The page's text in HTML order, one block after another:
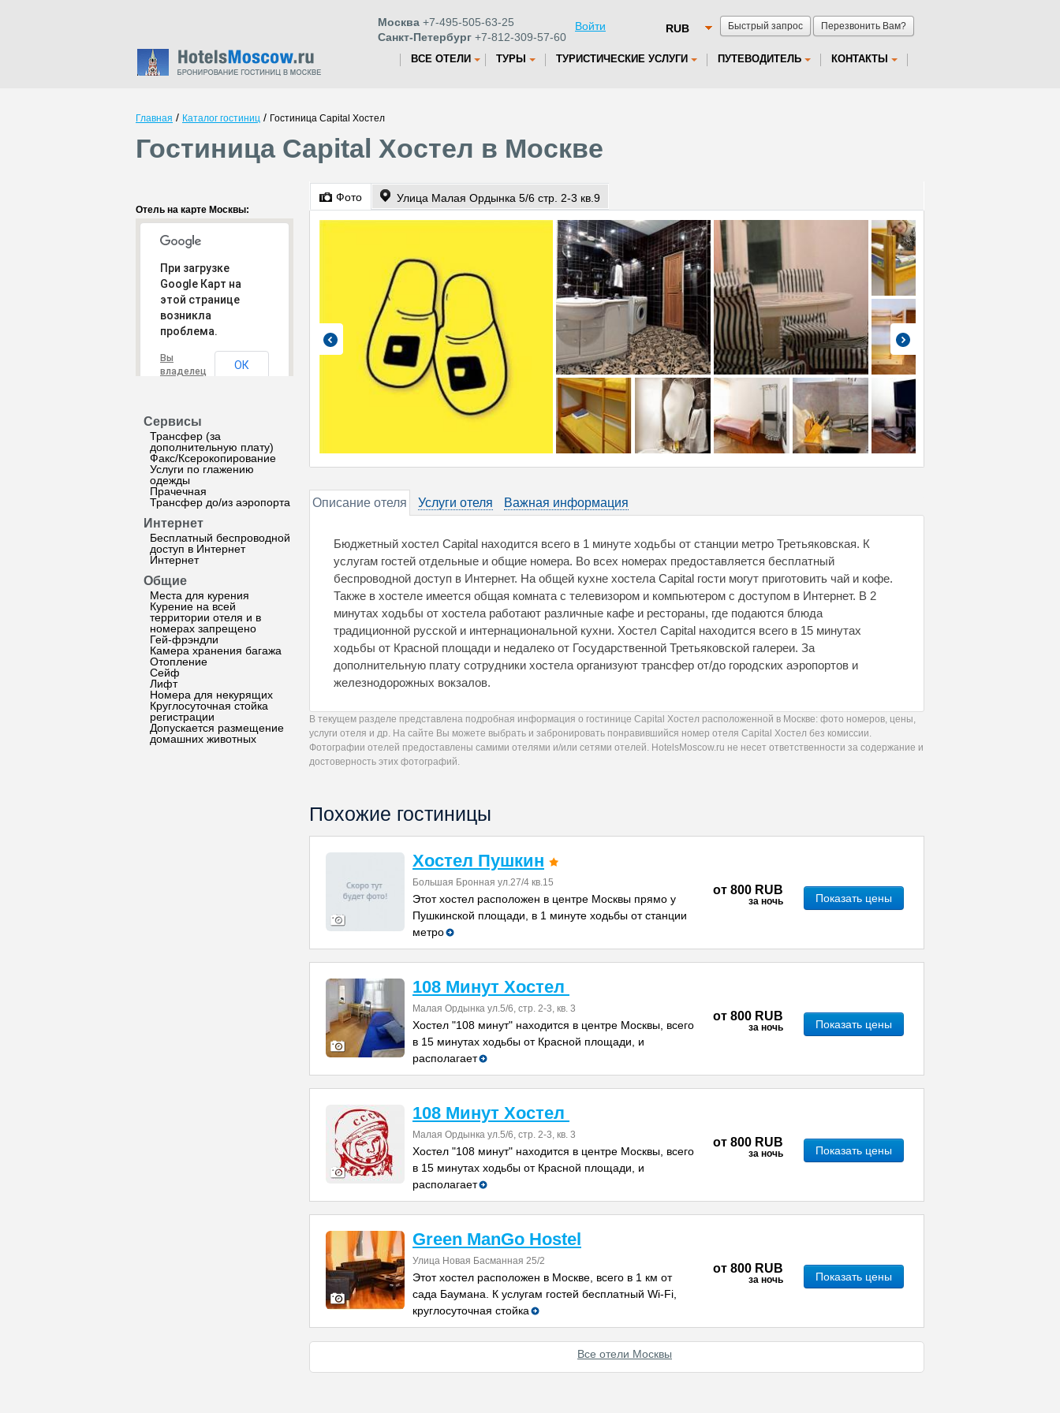
Быстрый запрос Перезвонить Вам?
Москва +7-495-505-63-25
Санкт-Петербург +7-812-309-57-60
Войти
ВСЕ ОТЕЛИ ТУРЫ ТУРИСТИЧЕСКИЕ УСЛУГИ ПУТЕВОДИТЕЛЬ КОНТАКТЫ
Главная / Каталог гостиниц / Гостиница Сapital Хостел
Гостиница Сapital Хостел в Москве
Отель на карте Москвы:
При загрузке
Google Карт на
этой странице
возникла
проблема.
Вы
владелец
ОК
Сервисы
Трансфер (за
дополнительную плату)
Факс/Ксерокопирование
Услуги по глажению
одежды
Прачечная
Трансфер до/из аэропорта
Интернет
Бесплатный беспроводной
доступ в Интернет
Интернет
Общие
Места для курения
Курение на всей
территории отеля и в
номерах запрещено
Гей-фрэндли
Камера хранения багажа
Отопление
Сейф
Лифт
Номера для некурящих
Круглосуточная стойка
регистрации
Допускается размещение
домашних животных
Фото Улица Малая Ордынка 5/6 стр. 2-3 кв.9
Описание отеля Услуги отеля Важная информация
Бюджетный хостел Capital находится всего в 1 минуте ходьбы от станции метро Третьяковская. К
услугам гостей отдельные и общие номера. Во всех номерах предоставляется бесплатный
беспроводной доступ в Интернет. На общей кухне хостела Capital гости могут приготовить чай и кофе.
Также в хостеле имеется общая комната с телевизором и компьютером с доступом в Интернет. В 2
минутах ходьбы от хостела работают различные кафе и рестораны, где подаются блюда
традиционной русской и интернациональной кухни. Хостел Capital находится всего в 15 минутах
ходьбы от Красной площади и недалеко от Государственной Третьяковской галереи. За
дополнительную плату сотрудники хостела организуют трансфер от/до городских аэропортов и
железнодорожных вокзалов.
В текущем разделе представлена подробная информация о гостинице Сapital Хостел расположенной в Москве: фото номеров, цены,
услуги отеля и др. На сайте Вы можете выбрать и забронировать понравившийся номер отеля Сapital Хостел без комиссии.
Фотографии отелей предоставлены самими отелями и/или сетями отелей. HotelsMoscow.ru не несет ответственности за содержание и
достоверность этих фотографий.
Похожие гостиницы
Хостел Пушкин
Большая Бронная ул.27/4 кв.15
Этот хостел расположен в центре Москвы прямо у
Пушкинской площади, в 1 минуте ходьбы от станции
метро
от 800 RUB
за ночь Показать цены
108 Mинут Хостел
Малая Ордынка ул.5/6, стр. 2-3, кв. 3
Хостел "108 минут" находится в центре Москвы, всего
в 15 минутах ходьбы от Красной площади, и
располагает
от 800 RUB
за ночь Показать цены
108 Mинут Хостел
Малая Ордынка ул.5/6, стр. 2-3, кв. 3
Хостел "108 минут" находится в центре Москвы, всего
в 15 минутах ходьбы от Красной площади, и
располагает
от 800 RUB
за ночь Показать цены
Green ManGo Hostel
Улица Новая Басманная 25/2
Этот хостел расположен в Москве, всего в 1 км от
сада Баумана. К услугам гостей бесплатный Wi-Fi,
круглосуточная стойка
от 800 RUB
за ночь Показать цены
Все отели Москвы